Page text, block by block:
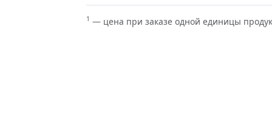
1 — цена при заказе одной единицы